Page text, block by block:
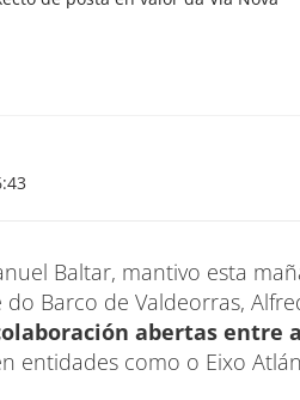
Baltar, mantivo esta
Barco de Valdeorras,
abertas entre
entidades como o Eixo